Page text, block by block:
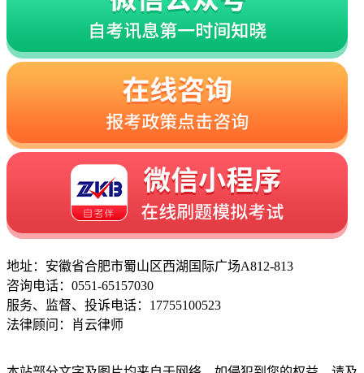
地址：安徽省合肥市蜀山区西湖国际广场A812-813
咨询电话：0551-65157030
服务、监督、投诉电话：17755100523
法律顾问：肖云律师